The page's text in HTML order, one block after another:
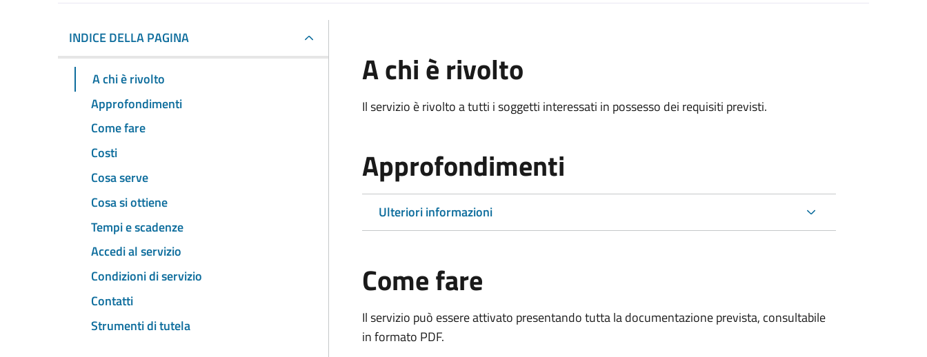
INDICE DELLA PAGINA
A chi è rivolto
Approfondimenti
Come fare
Costi
Cosa serve
Cosa si ottiene
Tempi e scadenze
Accedi al servizio
Condizioni di servizio
Contatti
Strumenti di tutela
A chi è rivolto
Il servizio è rivolto a tutti i soggetti interessati in possesso dei requisiti previsti.
Approfondimenti
Ulteriori informazioni
Come fare
Il servizio può essere attivato presentando tutta la documentazione prevista, consultabile
in formato PDF.